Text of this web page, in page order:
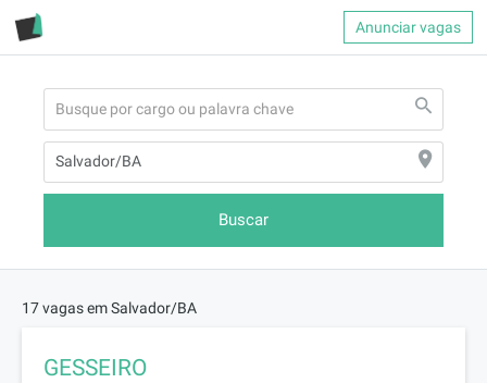
Anunciar vagas
Buscar
17 vagas em Salvador/BA
GESSEIRO